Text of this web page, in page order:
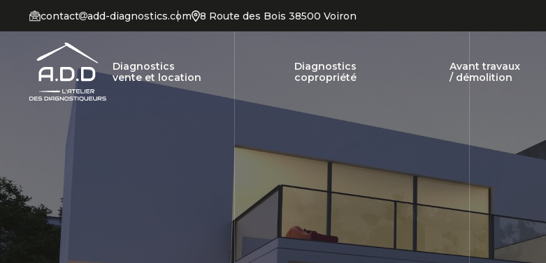
contact add-diagnostics.com 8 Route des Bois 38500 Voiron
Diagnostics
vente et location
Diagnostics
copropriété
Avant travaux
/ démolition